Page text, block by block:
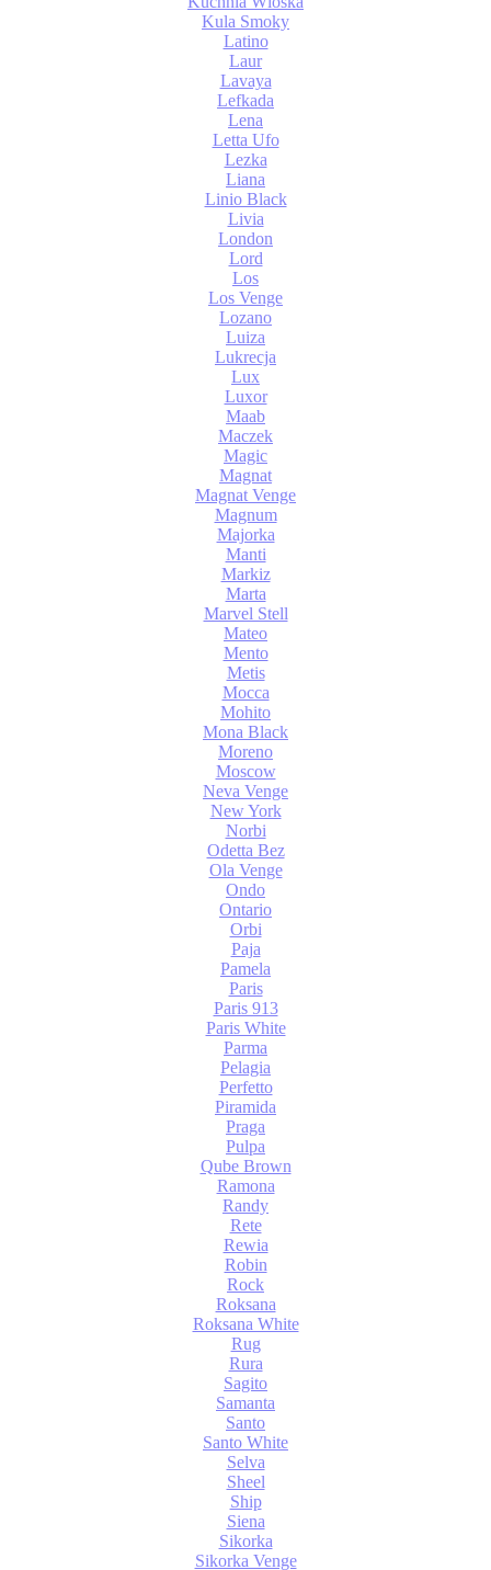
Kula Smoky
Latino
Laur
Lavaya
Lefkada
Lena
Letta Ufo
Lezka
Liana
Linio Black
Livia
London
Lord
Los
Los Venge
Lozano
Luiza
Lukrecja
Lux
Luxor
Maab
Maczek
Magic
Magnat
Magnat Venge
Magnum
Majorka
Manti
Markiz
Marta
Marvel Stell
Mateo
Mento
Metis
Mocca
Mohito
Mona Black
Moreno
Moscow
Neva Venge
New York
Norbi
Odetta Bez
Ola Venge
Ondo
Ontario
Orbi
Paja
Pamela
Paris
Paris 913
Paris White
Parma
Pelagia
Perfetto
Piramida
Praga
Pulpa
Qube Brown
Ramona
Randy
Rete
Rewia
Robin
Rock
Roksana
Roksana White
Rug
Rura
Sagito
Samanta
Santo
Santo White
Selva
Sheel
Ship
Siena
Sikorka
Sikorka Venge